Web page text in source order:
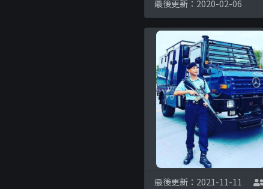
最後更新：2020-02-06
最後更新：2021-11-11